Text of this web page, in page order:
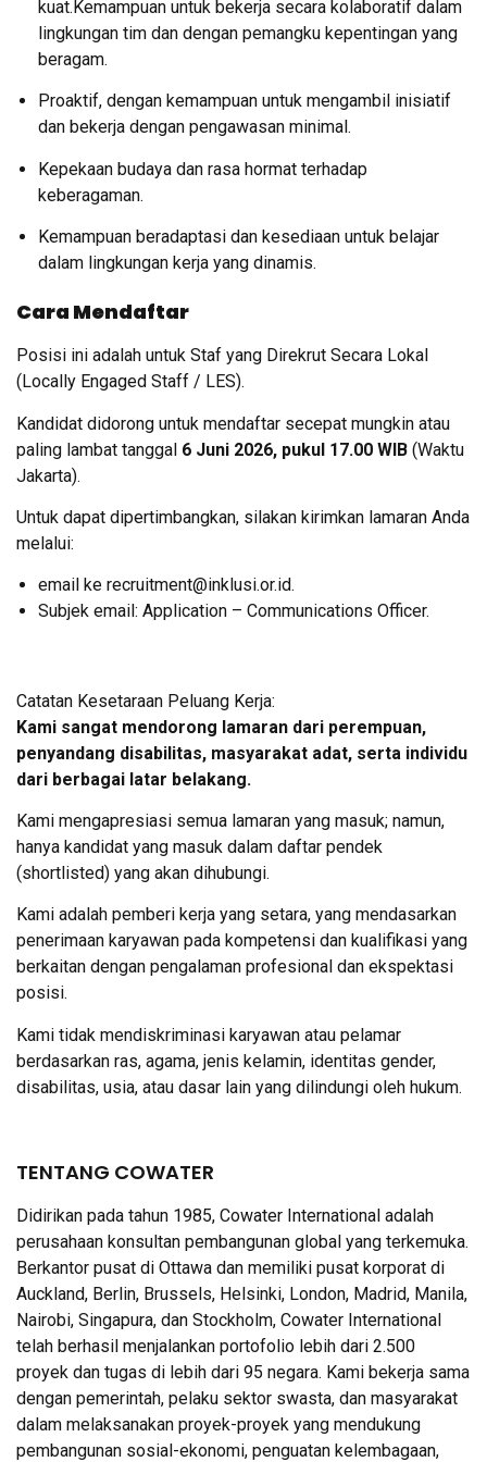
kuat. Kemampuan untuk bekerja secara kolaboratif dalam
lingkungan tim dan dengan pemangku kepentingan yang
beragam.
Proaktif, dengan kemampuan untuk mengambil inisiatif
dan bekerja dengan pengawasan minimal .
Kepekaan budaya dan rasa hormat terhadap
keberagaman.
Kemampuan beradaptasi dan kesediaan untuk belajar
dalam lingkungan kerja yang dinamis.
Cara Mendaftar
Posisi ini adalah untuk Staf yang Direkrut Secara Lokal
(Locally Engaged Staff / LES).
Kandidat didorong untuk mendaftar secepat mungkin atau
paling lambat tanggal 6 Juni 2026, pukul 17.00 WIB (Waktu
Jakarta).
Untuk dapat dipertimbangkan, silakan kirimkan lamaran Anda
melalui:
email ke recruitment@inklusi.or.id.
Subjek email: Application – Communications Officer.
Catatan Kesetaraan Peluang Kerja:
Kami sangat mendorong lamaran dari perempuan,
penyandang disabilitas, masyarakat adat, serta individu
dari berbagai latar belakang.
Kami mengapresiasi semua lamaran yang masuk; namun,
hanya kandidat yang masuk dalam daftar pendek
(shortlisted) yang akan dihubungi.
Kami adalah pemberi kerja yang setara, yang mendasarkan
penerimaan karyawan pada kompetensi dan kualifikasi yang
berkaitan dengan pengalaman profesional dan ekspektasi
posisi.
Kami tidak mendiskriminasi karyawan atau pelamar
berdasarkan ras, agama, jenis kelamin, identitas gender,
disabilitas, usia, atau dasar lain yang dilindungi oleh hukum.
TENTANG COWATER
Didirikan pada tahun 1985, Cowater International adalah
perusahaan konsultan pembangunan global yang terkemuka.
Berkantor pusat di Ottawa dan memiliki pusat korporat di
Auckland, Berlin, Brussels, Helsinki, London, Madrid, Manila,
Nairobi, Singapura, dan Stockholm, Cowater International
telah berhasil menjalankan portofolio lebih dari 2.500
proyek dan tugas di lebih dari 95 negara. Kami bekerja sama
dengan pemerintah, pelaku sektor swasta, dan masyarakat
dalam melaksanakan proyek-proyek yang mendukung
pembangunan sosial-ekonomi, penguatan kelembagaan,